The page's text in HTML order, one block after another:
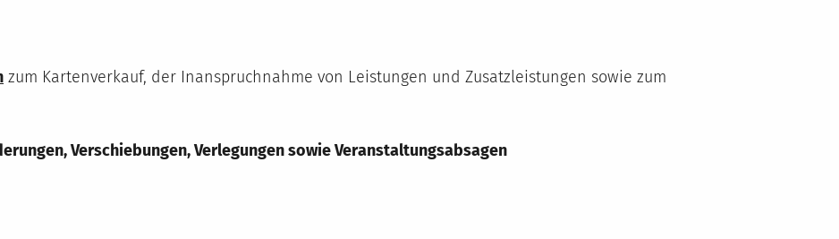
zum Kartenverkauf, der Inanspruchnahme von Leistungen und Zusatzleistungen sowie zum
Verschiebungen, Verlegungen sowie Veranstaltungsabsagen